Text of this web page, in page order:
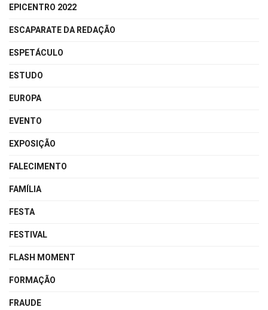
EPICENTRO 2022
ESCAPARATE DA REDAÇÃO
ESPETÁCULO
ESTUDO
EUROPA
EVENTO
EXPOSIÇÃO
FALECIMENTO
FAMÍLIA
FESTA
FESTIVAL
FLASH MOMENT
FORMAÇÃO
FRAUDE